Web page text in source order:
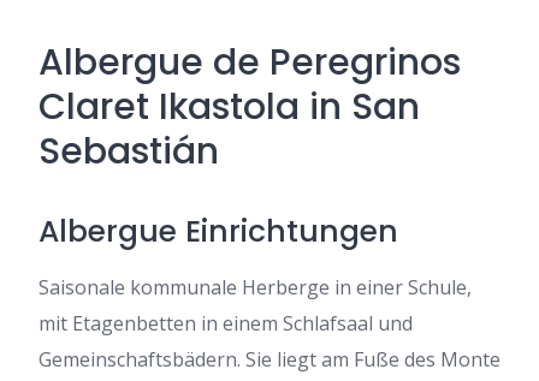
Albergue de Peregrinos
Claret Ikastola in San
Sebastián
Albergue Einrichtungen
Saisonale kommunale Herberge in einer Schule,
mit Etagenbetten in einem Schlafsaal und
Gemeinschaftsbädern. Sie liegt am Fuße des Monte